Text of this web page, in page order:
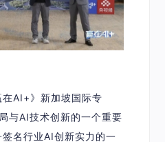
AI+》新加坡国际专
与AI技术创新的一个重要
名行业AI创新实力的一